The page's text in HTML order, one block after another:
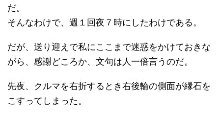
だ。
そんなわけで、週１回夜７時にしたわけである。
だが、送り迎えで私にここまで迷惑をかけておきな
がら、感謝どころか、文句は人一倍言うのだ。
先夜、クルマを右折するとき右後輪の側面が縁石を
こすってしまった。